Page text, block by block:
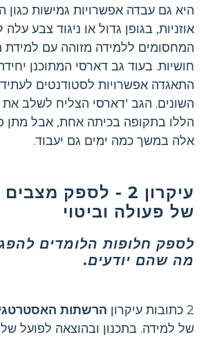
היא גם עבדה אפשרויות גמישות כגון
אוזניות, בגופן גדול או ניגוד צבע
המחסומים ללמידה מזוהה עם למידת
חושיות. בעוד גב דארסי המתוכנן
התאגדה אפשרויות לסטודנטים
השונים. הגב 'דארסי הצליח לשלב
הללו בתקופה בכיתה אחת, אבל מתן
אלה במשך כמה ימים גם יעבוד.
עיקרון 2 - לספק
של פעולה וביטוי
לספק חלופות הלומדים
מה שהם יודעים.
2 כתובות עיקרון הרשתות
של למידה. בתכנון ובהוצאה לפועל